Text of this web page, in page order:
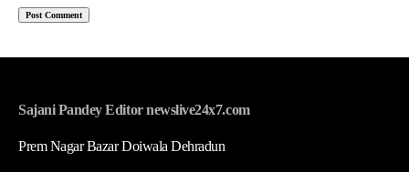
Sajani Pandey Editor newslive24x7.com
Prem Nagar Bazar Doiwala Dehradun